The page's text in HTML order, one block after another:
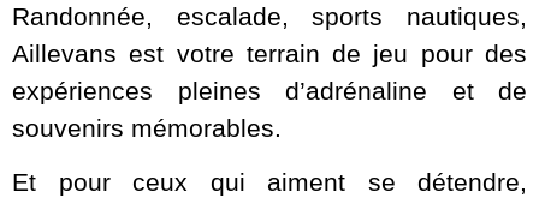
Randonnée, escalade, sports nautiques,
Aillevans est votre terrain de jeu pour des
expériences pleines d’adrénaline et de
souvenirs mémorables.
Et pour ceux qui aiment se détendre,